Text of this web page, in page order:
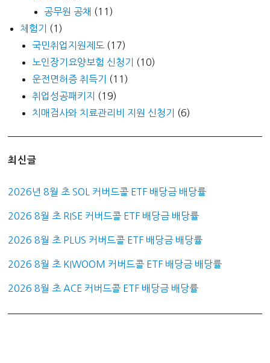
공무원 공채 (11)
체험기
(1)
국민취업지원제도 (17)
노인장기요양보험 신청기
(10)
운전면허증 취득기
(11)
취업성공패키지
(19)
치매검사와 치료관리비 지원 신청기
(6)
최신글
2026년 8월 초 SOL 커버드콜 ETF 배당금 배당률
2026 8월 초 RISE 커버드콜 ETF 배당금 배당률
2026 8월 초 PLUS 커버드콜 ETF 배당금 배당률
2026 8월 초 KIWOOM 커버드콜 ETF 배당금 배당률
2026 8월 초 ACE 커버드콜 ETF 배당금 배당률